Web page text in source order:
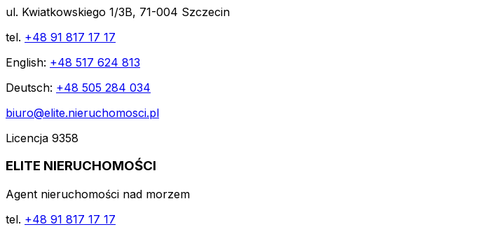
ul. Kwiatkowskiego 1/3B, 71-004 Szczecin
tel. +48 91 817 17 17
English: +48 517 624 813
Deutsch: +48 505 284 034
biuro@elite.nieruchomosci.pl
Licencja 9358
ELITE NIERUCHOMOŚCI
Agent nieruchomości nad morzem
tel. +48 91 817 17 17